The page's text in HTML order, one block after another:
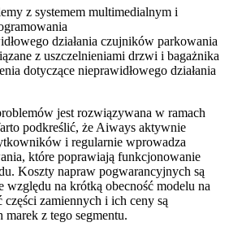
z systemem multimedialnym i
działania czujników parkowania
z uszczelnieniami drzwi i bagażnika
dotyczące nieprawidłowego działania
jest rozwiązywana w ramach
podkreślić, że Aiways aktywnie
i regularnie wprowadza
które poprawiają funkcjonowanie
Koszty napraw pogwarancyjnych są
względu na krótką obecność modelu na
zamiennych i ich ceny są
z tego segmentu.